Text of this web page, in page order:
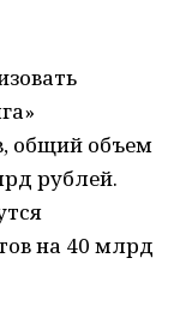
общий объем
рублей.
на 40 млрд